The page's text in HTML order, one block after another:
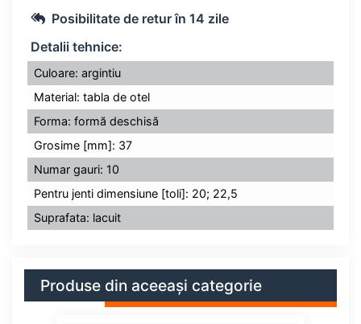
Posibilitate de retur în 14 zile
Detalii tehnice:
Culoare: argintiu
Material: tabla de otel
Forma: formă deschisă
Grosime [mm]: 37
Numar gauri: 10
Pentru jenti dimensiune [toli]: 20; 22,5
Suprafata: lacuit
Produse din aceeași categorie